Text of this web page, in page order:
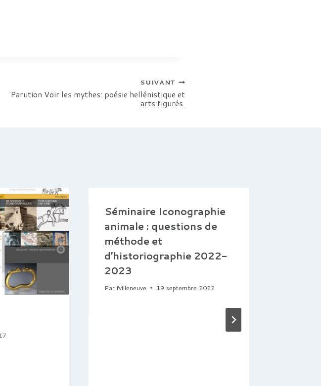
SUIVANT
Parution Voir les mythes: poésie hellénistique et
arts figurés.
Séminaire Iconographie
animale : questions de
méthode et
d’historiographie 2022-
2023
Par fvilleneuve 19 septembre 2022